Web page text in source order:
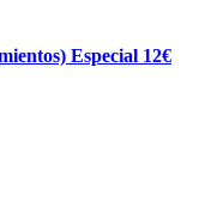
Especial 12€